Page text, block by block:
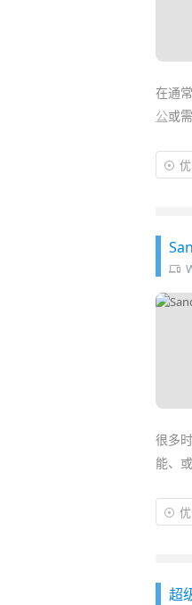
在通
公或
而借
辅助
很多
能、
这些
面测试
超